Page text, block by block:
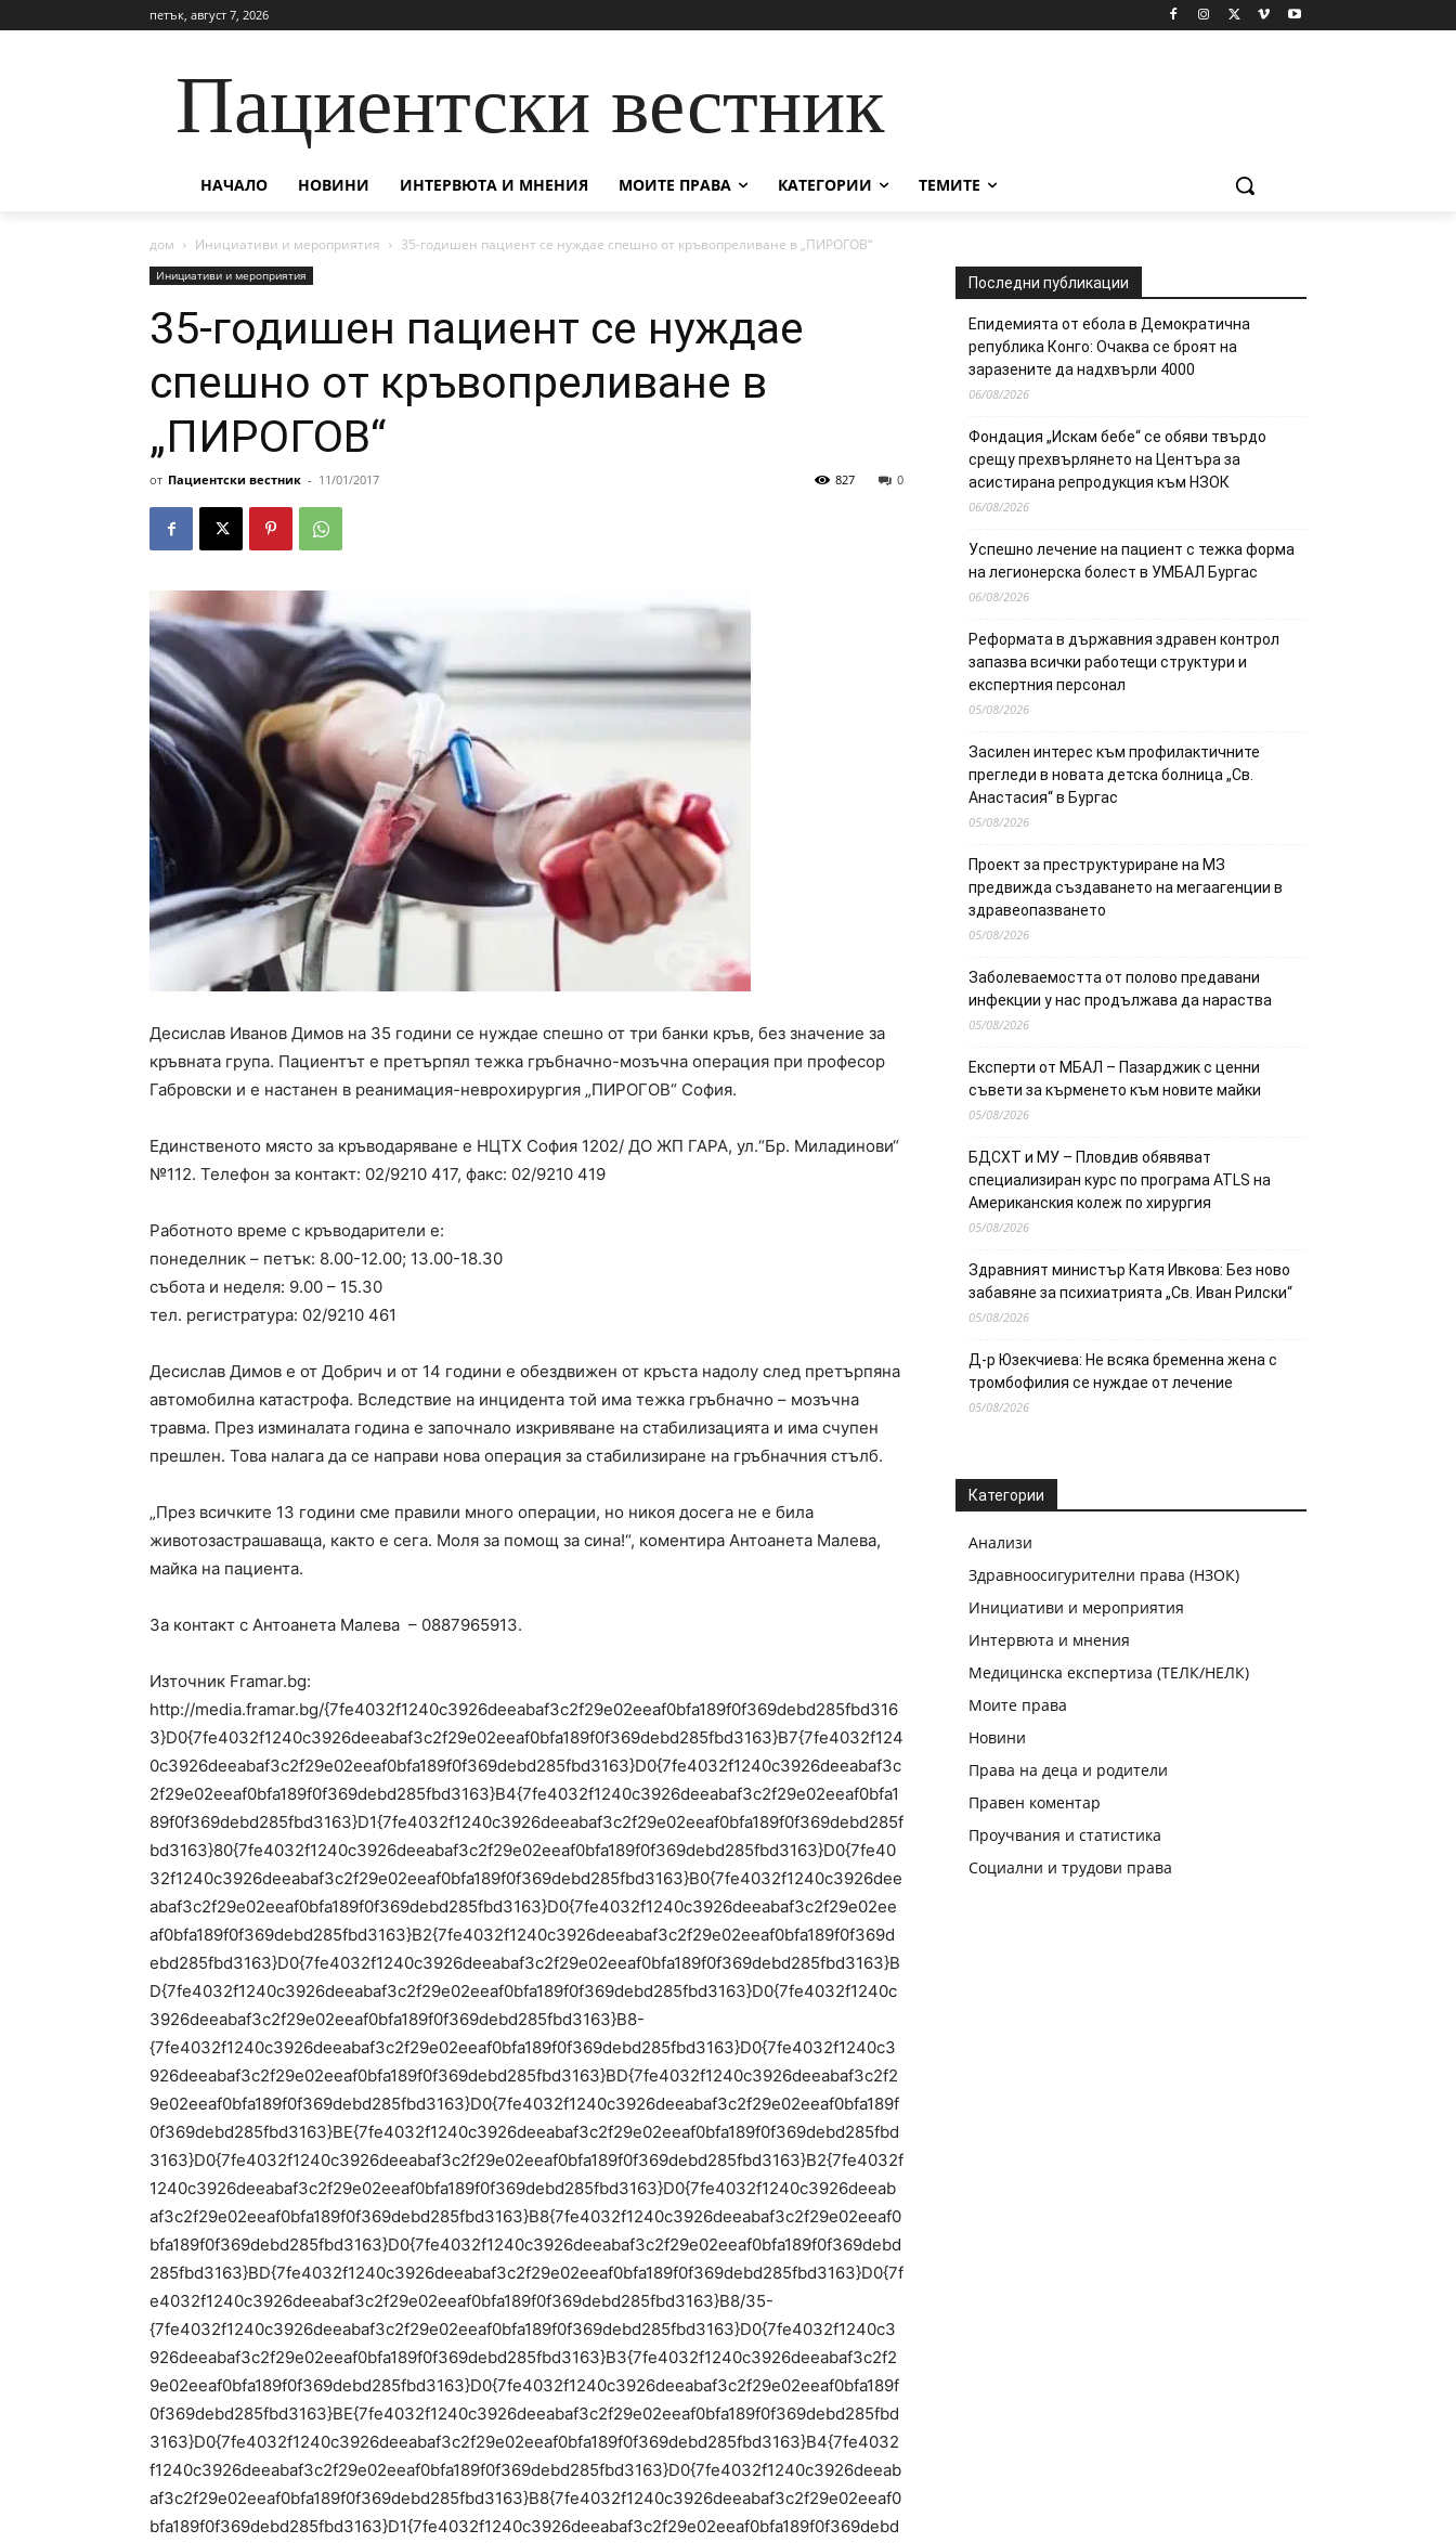
петък, август 7, 2026
Пациентски вестник
НАЧАЛО НОВИНИ ИНТЕРВЮТА И МНЕНИЯ МОИТЕ ПРАВА КАТЕГОРИИ ТЕМИТЕ
дом Инициативи и мероприятия 35-годишен пациент се нуждае спешно от кръвопреливане в „ПИРОГОВ“
Инициативи и мероприятия
35-годишен пациент се нуждае
спешно от кръвопреливане в
„ПИРОГОВ“
от Пациентски вестник - 11/01/2017 0
827
Десислав Иванов Димов на 35 години се нуждае спешно от три банки кръв, без значение за
кръвната група. Пациентът е претърпял тежка гръбначно-мозъчна операция при професор
Габровски и е настанен в реанимация-неврохирургия „ПИРОГОВ“ София.
Единственото място за кръводаряване е НЦТХ София 1202/ ДО ЖП ГАРА, ул.“Бр. Миладинови“
№112. Телефон за контакт: 02/9210 417, факс: 02/9210 419
Работното време с кръводарители е:
понеделник – петък: 8.00-12.00; 13.00-18.30
събота и неделя: 9.00 – 15.30
тел. регистратура: 02/9210 461
Десислав Димов е от Добрич и от 14 години е обездвижен от кръста надолу след претърпяна
автомобилна катастрофа. Вследствие на инцидента той има тежка гръбначно – мозъчна
травма. През изминалата година е започнало изкривяване на стабилизацията и има счупен
прешлен. Това налага да се направи нова операция за стабилизиране на гръбначния стълб.
„През всичките 13 години сме правили много операции, но никоя досега не е била
животозастрашаваща, както е сега. Моля за помощ за сина!“, коментира Антоанета Малева,
майка на пациента.
За контакт с Антоанета Малева – 0887965913.
Източник Framar.bg:
http://media.framar.bg/{7fe4032f1240c3926deeabaf3c2f29e02eeaf0bfa189f0f369debd285fbd316
3}D0{7fe4032f1240c3926deeabaf3c2f29e02eeaf0bfa189f0f369debd285fbd3163}B7{7fe4032f124
0c3926deeabaf3c2f29e02eeaf0bfa189f0f369debd285fbd3163}D0{7fe4032f1240c3926deeabaf3c
2f29e02eeaf0bfa189f0f369debd285fbd3163}B4{7fe4032f1240c3926deeabaf3c2f29e02eeaf0bfa1
89f0f369debd285fbd3163}D1{7fe4032f1240c3926deeabaf3c2f29e02eeaf0bfa189f0f369debd285f
bd3163}80{7fe4032f1240c3926deeabaf3c2f29e02eeaf0bfa189f0f369debd285fbd3163}D0{7fe40
32f1240c3926deeabaf3c2f29e02eeaf0bfa189f0f369debd285fbd3163}B0{7fe4032f1240c3926dee
abaf3c2f29e02eeaf0bfa189f0f369debd285fbd3163}D0{7fe4032f1240c3926deeabaf3c2f29e02ee
af0bfa189f0f369debd285fbd3163}B2{7fe4032f1240c3926deeabaf3c2f29e02eeaf0bfa189f0f369d
ebd285fbd3163}D0{7fe4032f1240c3926deeabaf3c2f29e02eeaf0bfa189f0f369debd285fbd3163}B
D{7fe4032f1240c3926deeabaf3c2f29e02eeaf0bfa189f0f369debd285fbd3163}D0{7fe4032f1240c
3926deeabaf3c2f29e02eeaf0bfa189f0f369debd285fbd3163}B8-
{7fe4032f1240c3926deeabaf3c2f29e02eeaf0bfa189f0f369debd285fbd3163}D0{7fe4032f1240c3
926deeabaf3c2f29e02eeaf0bfa189f0f369debd285fbd3163}BD{7fe4032f1240c3926deeabaf3c2f2
9e02eeaf0bfa189f0f369debd285fbd3163}D0{7fe4032f1240c3926deeabaf3c2f29e02eeaf0bfa189f
0f369debd285fbd3163}BE{7fe4032f1240c3926deeabaf3c2f29e02eeaf0bfa189f0f369debd285fbd
3163}D0{7fe4032f1240c3926deeabaf3c2f29e02eeaf0bfa189f0f369debd285fbd3163}B2{7fe4032f
1240c3926deeabaf3c2f29e02eeaf0bfa189f0f369debd285fbd3163}D0{7fe4032f1240c3926deeab
af3c2f29e02eeaf0bfa189f0f369debd285fbd3163}B8{7fe4032f1240c3926deeabaf3c2f29e02eeaf0
bfa189f0f369debd285fbd3163}D0{7fe4032f1240c3926deeabaf3c2f29e02eeaf0bfa189f0f369debd
285fbd3163}BD{7fe4032f1240c3926deeabaf3c2f29e02eeaf0bfa189f0f369debd285fbd3163}D0{7f
e4032f1240c3926deeabaf3c2f29e02eeaf0bfa189f0f369debd285fbd3163}B8/35-
{7fe4032f1240c3926deeabaf3c2f29e02eeaf0bfa189f0f369debd285fbd3163}D0{7fe4032f1240c3
926deeabaf3c2f29e02eeaf0bfa189f0f369debd285fbd3163}B3{7fe4032f1240c3926deeabaf3c2f2
9e02eeaf0bfa189f0f369debd285fbd3163}D0{7fe4032f1240c3926deeabaf3c2f29e02eeaf0bfa189f
0f369debd285fbd3163}BE{7fe4032f1240c3926deeabaf3c2f29e02eeaf0bfa189f0f369debd285fbd
3163}D0{7fe4032f1240c3926deeabaf3c2f29e02eeaf0bfa189f0f369debd285fbd3163}B4{7fe4032
f1240c3926deeabaf3c2f29e02eeaf0bfa189f0f369debd285fbd3163}D0{7fe4032f1240c3926deeab
af3c2f29e02eeaf0bfa189f0f369debd285fbd3163}B8{7fe4032f1240c3926deeabaf3c2f29e02eeaf0
bfa189f0f369debd285fbd3163}D1{7fe4032f1240c3926deeabaf3c2f29e02eeaf0bfa189f0f369debd
Последни публикации
Епидемията от ебола в Демократична
република Конго: Очаква се броят на
заразените да надхвърли 4000
06/08/2026
Фондация „Искам бебе“ се обяви твърдо
срещу прехвърлянето на Центъра за
асистирана репродукция към НЗОК
06/08/2026
Успешно лечение на пациент с тежка форма
на легионерска болест в УМБАЛ Бургас
06/08/2026
Реформата в държавния здравен контрол
запазва всички работещи структури и
експертния персонал
05/08/2026
Засилен интерес към профилактичните
прегледи в новата детска болница „Св.
Анастасия“ в Бургас
05/08/2026
Проект за преструктуриране на МЗ
предвижда създаването на мегаагенции в
здравеопазването
05/08/2026
Заболеваемостта от полово предавани
инфекции у нас продължава да нараства
05/08/2026
Експерти от МБАЛ – Пазарджик с ценни
съвети за кърменето към новите майки
05/08/2026
БДСХТ и МУ – Пловдив обявяват
специализиран курс по програма ATLS на
Американския колеж по хирургия
05/08/2026
Здравният министър Катя Ивкова: Без ново
забавяне за психиатрията „Св. Иван Рилски“
05/08/2026
Д-р Юзекчиева: Не всяка бременна жена с
тромбофилия се нуждае от лечение
05/08/2026
Категории
Анализи
Здравноосигурителни права (НЗОК)
Инициативи и мероприятия
Интервюта и мнения
Медицинска експертиза (ТЕЛК/НЕЛК)
Моите права
Новини
Права на деца и родители
Правен коментар
Проучвания и статистика
Социални и трудови права